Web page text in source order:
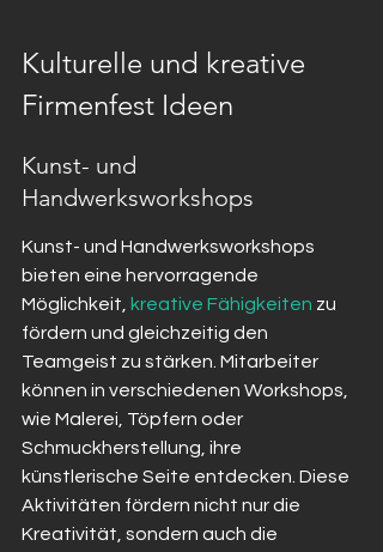
Kulturelle und kreative
Firmenfest Ideen
Kunst- und
Handwerksworkshops
Kunst- und Handwerksworkshops
bieten eine hervorragende
Möglichkeit,
kreative Fähigkeiten zu
fördern und gleichzeitig den
Teamgeist zu stärken. Mitarbeiter
können in verschiedenen Workshops,
wie Malerei, Töpfern oder
Schmuckherstellung, ihre
künstlerische Seite entdecken. Diese
Aktivitäten fördern nicht nur die
Kreativität, sondern auch die